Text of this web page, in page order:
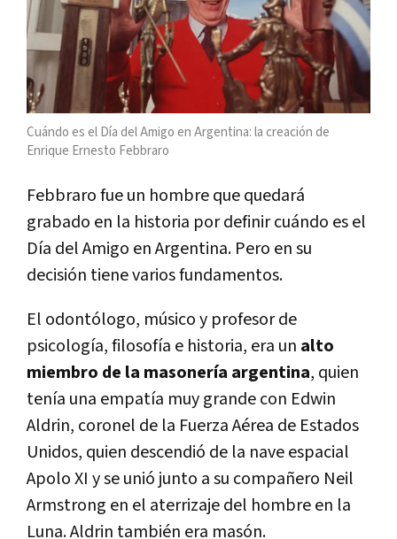
Cuándo es el Día del Amigo en Argentina: la creación de
Enrique Ernesto Febbraro
Febbraro fue un hombre que quedará
grabado en la historia por definir cuándo es el
Día del Amigo en Argentina. Pero en su
decisión tiene varios fundamentos.
El odontólogo, músico y profesor de
psicología, filosofía e historia, era un alto
miembro de la masonería argentina, quien
tenía una empatía muy grande con Edwin
Aldrin, coronel de la Fuerza Aérea de Estados
Unidos, quien descendió de la nave espacial
Apolo XI y se unió junto a su compañero Neil
Armstrong en el aterrizaje del hombre en la
Luna. Aldrin también era masón.